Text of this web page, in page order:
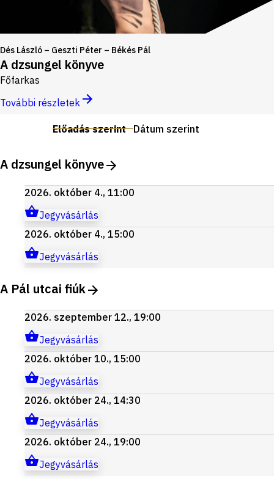
Dés László – Geszti Péter – Békés Pál
A dzsungel könyve
Főfarkas
További részletek
Előadás szerint Dátum szerint
A dzsungel könyve
2026. október 4., 11:00
Jegyvásárlás
2026. október 4., 15:00
Jegyvásárlás
A Pál utcai fiúk
2026. szeptember 12., 19:00
Jegyvásárlás
2026. október 10., 15:00
Jegyvásárlás
2026. október 24., 14:30
Jegyvásárlás
2026. október 24., 19:00
Jegyvásárlás